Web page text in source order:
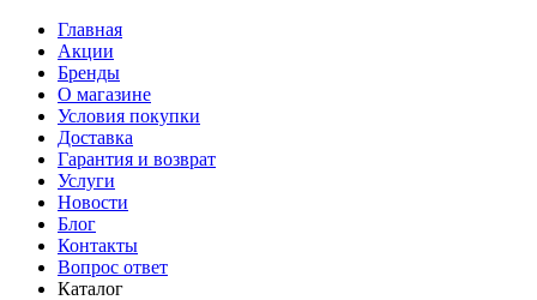
Главная
Акции
Бренды
О магазине
Условия покупки
Доставка
Гарантия и возврат
Услуги
Новости
Блог
Контакты
Вопрос ответ
Каталог